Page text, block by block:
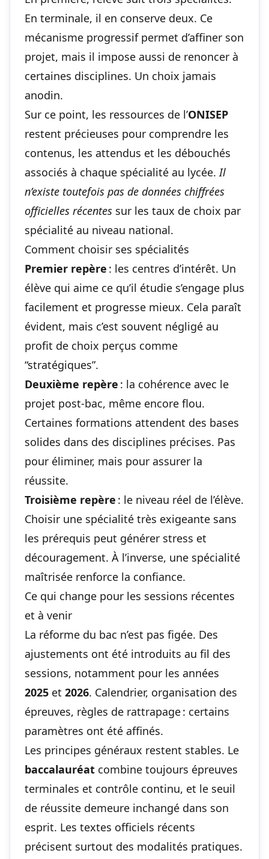
En terminale, il en conserve deux. Ce
mécanisme progressif permet d’affiner son
projet, mais il impose aussi de renoncer à
certaines disciplines. Un choix jamais
anodin.
Sur ce point, les ressources de l’ONISEP
restent précieuses pour comprendre les
contenus, les attendus et les débouchés
associés à chaque spécialité au lycée.Il
n’existe toutefois pas de données chiffrées
officielles récentes sur les taux de choix par
spécialité au niveau national.
Comment choisir ses spécialités
Premier repère : les centres d’intérêt. Un
élève qui aime ce qu’il étudie s’engage plus
facilement et progresse mieux. Cela paraît
évident, mais c’est souvent négligé au
profit de choix perçus comme
“stratégiques”.
Deuxième repère : la cohérence avec le
projet post-bac, même encore flou.
Certaines formations attendent des bases
solides dans des disciplines précises. Pas
pour éliminer, mais pour assurer la
réussite.
Troisième repère : le niveau réel de l’élève.
Choisir une spécialité très exigeante sans
les prérequis peut générer stress et
découragement. À l’inverse, une spécialité
maîtrisée renforce la confiance.
Ce qui change pour les sessions récentes
et à venir
La réforme du bac n’est pas figée. Des
ajustements ont été introduits au fil des
sessions, notamment pour les années
2025 et 2026. Calendrier, organisation des
épreuves, règles de rattrapage : certains
paramètres ont été affinés.
Les principes généraux restent stables. Le
baccalauréat combine toujours épreuves
terminales et contrôle continu, et le seuil
de réussite demeure inchangé dans son
esprit. Les textes officiels récents
précisent surtout des modalités pratiques.